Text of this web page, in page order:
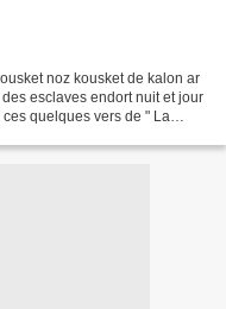
noz kousket de kalon ar
esclaves endort nuit et jour
quelques vers de " La